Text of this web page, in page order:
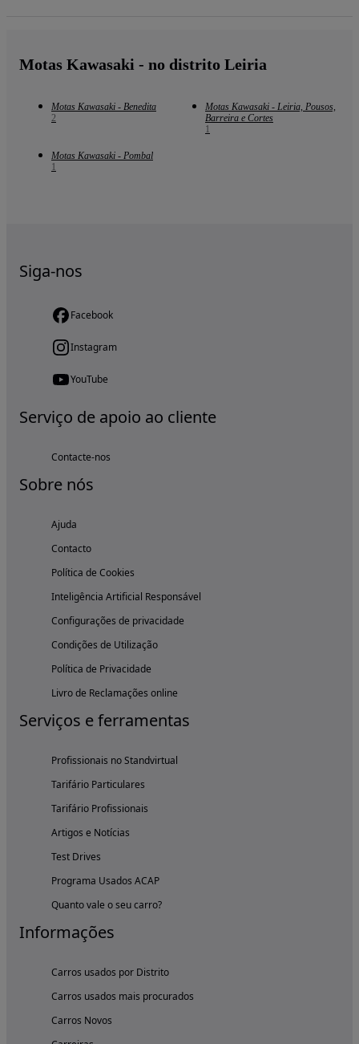
Motas Kawasaki - no distrito Leiria
Motas Kawasaki - Benedita
2
Motas Kawasaki - Leiria, Pousos,
Barreira e Cortes
1
Motas Kawasaki - Pombal
1
Siga-nos
Facebook
Instagram
YouTube
Serviço de apoio ao cliente
Contacte-nos
Sobre nós
Ajuda
Contacto
Política de Cookies
Inteligência Artificial Responsável
Configurações de privacidade
Condições de Utilização
Política de Privacidade
Livro de Reclamações online
Serviços e ferramentas
Profissionais no Standvirtual
Tarifário Particulares
Tarifário Profissionais
Artigos e Notícias
Test Drives
Programa Usados ACAP
Quanto vale o seu carro?
Informações
Carros usados por Distrito
Carros usados mais procurados
Carros Novos